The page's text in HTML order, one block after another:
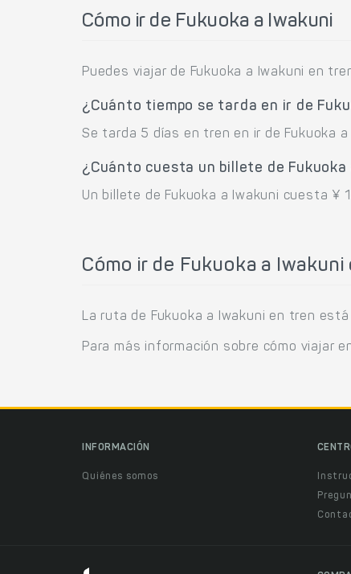
Cómo ir de Fukuoka a Iwakuni
Puedes viajar de Fukuoka a Iwakuni en
¿Cuánto tiempo se tarda en ir de
Se tarda 5 días en tren en ir de Fukuoka a
¿Cuánto cuesta un billete de Fukuoka
Un billete de Fukuoka a Iwakuni cuesta ¥
Cómo ir de Fukuoka a Iwakuni
La ruta de Fukuoka a Iwakuni en tren
Para más información sobre cómo viajar
INFORMACIÓN
Quiénes somos